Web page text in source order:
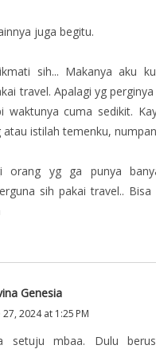
juga begitu.
sih... Makanya aku
travel. Apalagi yg
waktunya cuma sedikit.
istilah temenku,
orang yg ga punya
sih pakai travel.. Bisa
Genesia
27, 2024 at 1:25 PM
setuju mbaa. Dulu